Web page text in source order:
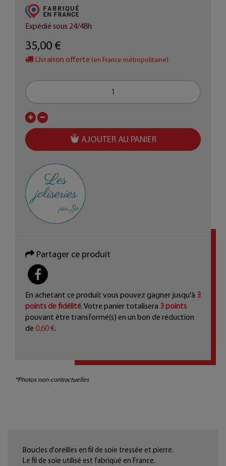
Expédié sous 24/48h
35,00 €
Livraison offerte (en France métropolitaine)
AJOUTER AU PANIER
Partager ce produit
PARTAGER
En achetant ce produit vous pouvez gagner jusqu'à 3
points de fidélité. Votre panier totalisera 3points
pouvant être transformé(s) en un bon de réduction
de 0,60 €.
*Photos non-contractuelles
Boucles d'oreilles en fil de soie tressée et pierre.
Le fil de soie utilisé est fabriqué en France.